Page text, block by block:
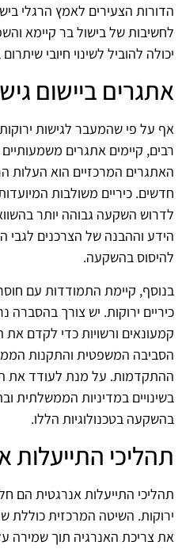
הדורות הצעירים לאמץ הרגלי
לחשיבות של בישול בר קיימא
יכולה להוביל לשינוי חיובי
אתגרים ביישום
אף על פי שהמעבר לגישות
רבים, קיימים אתגרים משמעותיים
האתגרים המרכזיים הוא העלות
חדשים. כיריים משולבות
לדרוש השקעה גבוהה יותר
הידע וההבנה של הצרכנים לגבי
להיסוס בהשקעה.
בנוסף, קיימת התמודדות עם
כיריים ירוקות. יש צורך בהסברה
קמעונאים ורשויות כדי לקדם את
הסביבה המשפטית והתקנות
ההתקדמות. על מנת לעודד את
בשינויים במדיניות הממשלתית
בהשקעה בטכנולוגיות הללו.
תהליכי התייעלות
תהליכי התייעלות אנרגטית הם
ירוקות. השיטה המרכזית כוללת
את צריכת האנרגיה תוך שמירה